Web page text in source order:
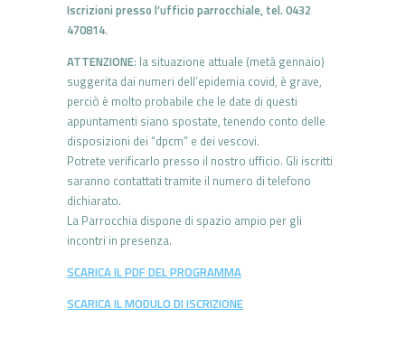
Iscrizioni presso l’ufficio parrocchiale, tel. 0432
470814.
ATTENZIONE: la situazione attuale (metà gennaio)
suggerita dai numeri dell’epidemia covid, è grave,
perciò è molto probabile che le date di questi
appuntamenti siano spostate, tenendo conto delle
disposizioni dei “dpcm” e dei vescovi.
Potrete verificarlo presso il nostro ufficio. Gli iscritti
saranno contattati tramite il numero di telefono
dichiarato.
La Parrocchia dispone di spazio ampio per gli
incontri in presenza.
SCARICA IL PDF DEL PROGRAMMA
SCARICA IL MODULO DI ISCRIZIONE